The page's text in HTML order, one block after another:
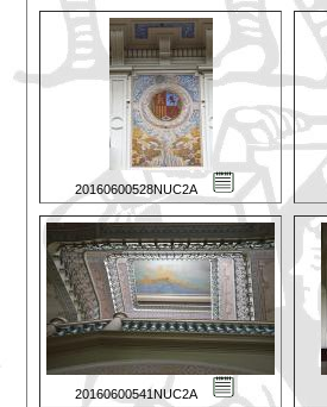
20160600528NUC2A
20160600541NUC2A